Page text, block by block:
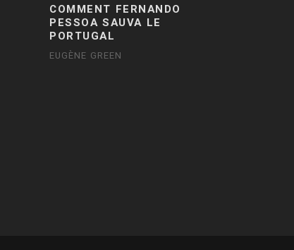
COMMENT FERNANDO
PESSOA SAUVA LE
PORTUGAL
EUGÈNE GREEN